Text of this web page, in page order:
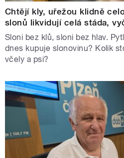
Chtějí kly, uřežou klidně
slonů likvidují celá stáda,
Sloni bez klů, sloni bez hlav.
dnes kupuje slonovinu? Kolik
včely a psi?